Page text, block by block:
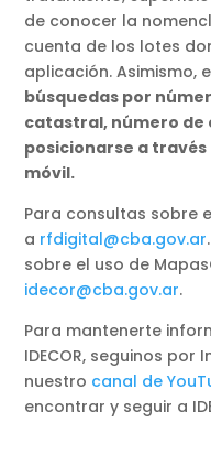
de conocer la
cuenta de los lotes
aplicación. Asimismo,
búsquedas por
catastral, número de
posicionarse a través
móvil.
Para consultas sobre
a rfdigital@cba.gov.ar
sobre el uso de
idecor@cba.gov.ar.
Para mantenerte
IDECOR, seguinos por
nuestro canal de
encontrar y seguir a